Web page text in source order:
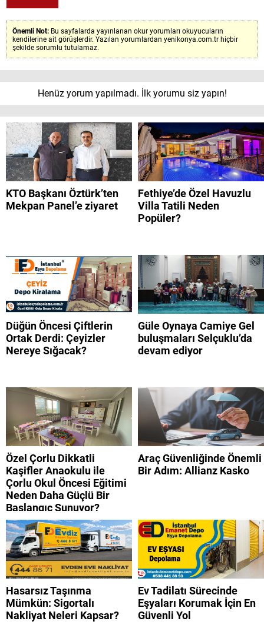
Önemli Not: Bu sayfalarda yayınlanan okur yorumları okuyucuların
kendilerine ait görüşlerdir. Yazılan yorumlardan yenikonya.com.tr hiçbir
şekilde sorumlu tutulamaz.
Henüz yorum yapılmadı. İlk yorumu siz yapın!
KTO Başkanı Öztürk’ten
Mekpan Panel’e ziyaret
Fethiye’de Özel Havuzlu
Villa Tatili Neden
Popüler?
Düğün Öncesi Çiftlerin
Ortak Derdi: Çeyizler
Nereye Sığacak?
Güle Oynaya Camiye Gel
buluşmaları Selçuklu’da
devam ediyor
Özel Çorlu Dikkatli
Kaşifler Anaokulu ile
Çorlu Okul Öncesi Eğitimi
Neden Daha Güçlü Bir
Başlangıç Sunuyor?
Araç Güvenliğinde Önemli
Bir Adım: Allianz Kasko
Hasarsız Taşınma
Mümkün: Sigortalı
Nakliyat Neleri Kapsar?
Ev Tadilatı Sürecinde
Eşyaları Korumak İçin En
Güvenli Yol